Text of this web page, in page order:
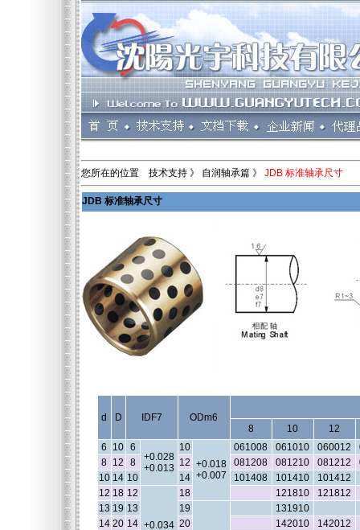
您所在的位置 技术支持 》 自润轴承篇 》 JDB 标准轴承尺寸
JDB 标准轴承尺寸
d D IDF7
ODm6
8
10
12
6
10 6
+0.028
+0.013
10
+0.018
+0.007
061008 061010 060012
8 12 8 12 081208 081210 081212
10 14 10 14 101408 101410 101412
12 18 12
+0.034
18 121810 121812
13 19 13 19 131910
14 20 14 20 142010 142012